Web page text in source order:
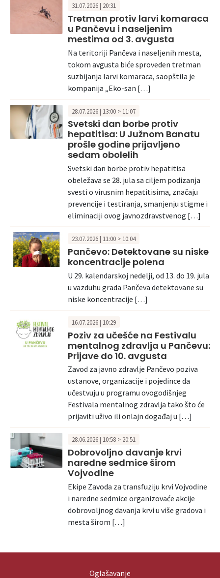
31.07.2026 | 20:31
Tretman protiv larvi komaraca
u Pančevu i naseljenim
mestima od 3. avgusta
Na teritoriji Pančeva i naseljenih mesta,
tokom avgusta biće sproveden tretman
suzbijanja larvi komaraca, saopštila je
kompanija „Eko-san […]
28.07.2026 | 13:00 > 11:07
Svetski dan borbe protiv
hepatitisa: U Južnom Banatu
prošle godine prijavljeno
sedam obolelih
Svetski dan borbe protiv hepatitisa
obeležava se 28. jula sa ciljem podizanja
svesti o virusnim hepatitisima, značaju
prevencije i testiranja, smanjenju stigme i
eliminaciji ovog javnozdravstvenog […]
23.07.2026 | 11:00 > 10:04
Pančevo: Detektovane su niske
koncentracije polena
U 29. kalendarskoj nedelji, od 13. do 19. jula
u vazduhu grada Pančeva detektovane su
niske koncentracije […]
16.07.2026 | 10:29
Poziv za učešće na Festivalu
mentalnog zdravlja u Pančevu:
Prijave do 10. avgusta
Zavod za javno zdravlje Pančevo poziva
ustanove, organizacije i pojedince da
učestvuju u programu ovogodišnjeg
Festivala mentalnog zdravlja tako što će
prijaviti uživo ili onlajn događaj u […]
28.06.2026 | 10:58 > 20:51
Dobrovoljno davanje krvi
naredne sedmice širom
Vojvodine
Ekipe Zavoda za transfuziju krvi Vojvodine
i naredne sedmice organizovaće akcije
dobrovoljnog davanja krvi u više gradova i
mesta širom […]
Oglašavanje